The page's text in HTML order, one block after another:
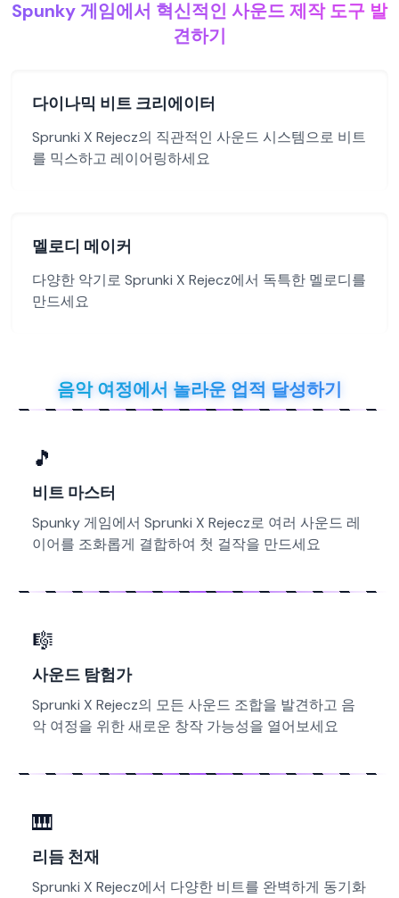
Spunky 게임에서 혁신적인 사운드 제작 도구 발
견하기
다이나믹 비트 크리에이터
Sprunki X Rejecz의 직관적인 사운드 시스템으로 비트
를 믹스하고 레이어링하세요
멜로디 메이커
다양한 악기로 Sprunki X Rejecz에서 독특한 멜로디를
만드세요
음악 여정에서 놀라운 업적 달성하기
🎵
비트 마스터
Spunky 게임에서 Sprunki X Rejecz로 여러 사운드 레
이어를 조화롭게 결합하여 첫 걸작을 만드세요
🎼
사운드 탐험가
Sprunki X Rejecz의 모든 사운드 조합을 발견하고 음
악 여정을 위한 새로운 창작 가능성을 열어보세요
🎹
리듬 천재
Sprunki X Rejecz에서 다양한 비트를 완벽하게 동기화